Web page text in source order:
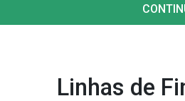
Linhas de